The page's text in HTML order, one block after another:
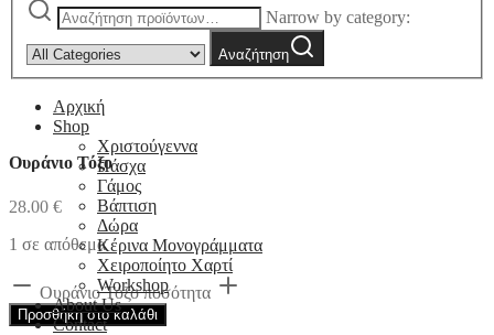
Ουράνιο Τόξο
28.00 €
1 σε απόθεμα
Ουράνιο Τόξο ποσότητα
Προσθήκη στο καλάθι
Narrow by category:
Αναζήτηση
Αρχική
Shop
Χριστούγεννα
Πάσχα
Γάμος
Βάπτιση
Δώρα
Κέρινα Μονογράμματα
Χειροποίητο Χαρτί
Workshop
About Us
Contact